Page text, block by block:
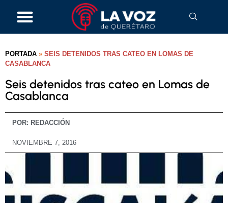
PORTADA » SEIS DETENIDOS TRAS CATEO EN LOMAS DE
CASABLANCA
Seis detenidos tras cateo en Lomas de
Casablanca
POR: REDACCIÓN
NOVIEMBRE 7, 2016